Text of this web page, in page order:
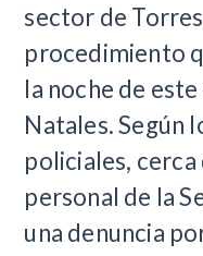
sector de
procedimiento
la noche de
Natales. Según
policiales, cerca
personal de la
una denuncia